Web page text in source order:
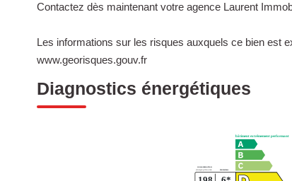
Contactez dès maintenant votre agence Laurent
Les informations sur les risques auxquels ce bien est
www.georisques.gouv.fr
Diagnostics énergétiques